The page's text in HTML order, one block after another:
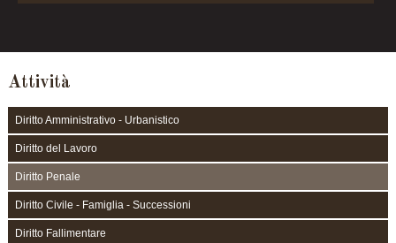
Attività
Diritto Amministrativo - Urbanistico
Diritto del Lavoro
Diritto Penale
Diritto Civile - Famiglia - Successioni
Diritto Fallimentare